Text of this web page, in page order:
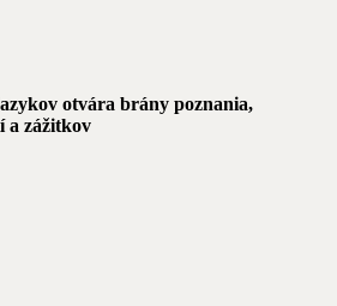
otvára brány poznania,
a zážitkov